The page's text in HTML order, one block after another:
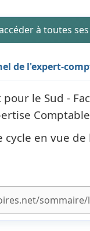
à toutes
de l'expert-
le Sud -
Comptable
cycle en vue